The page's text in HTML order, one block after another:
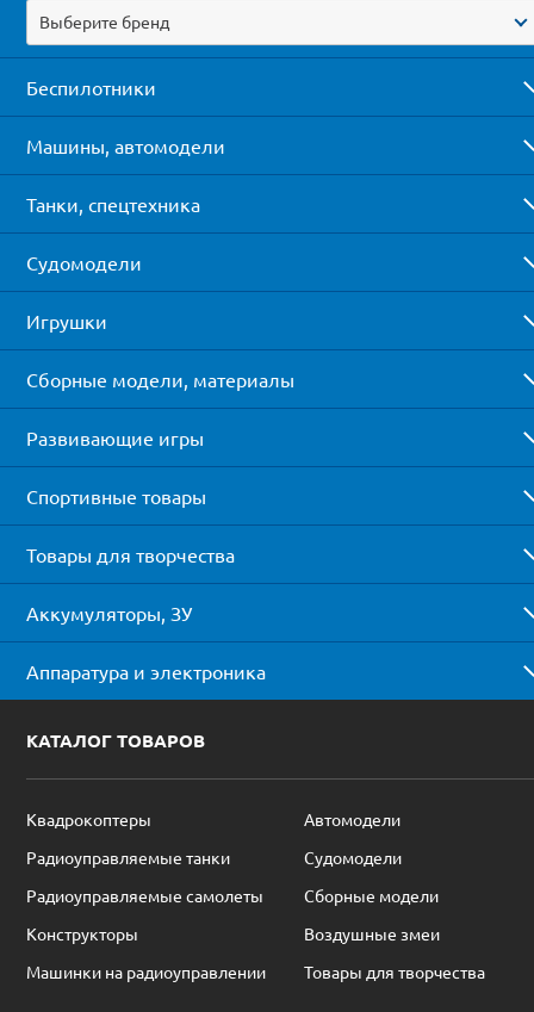
Выберите бренд
Беспилотники
Машины, автомодели
Танки, спецтехника
Судомодели
Игрушки
Сборные модели, материалы
Развивающие игры
Спортивные товары
Товары для творчества
Аккумуляторы, ЗУ
Аппаратура и электроника
КАТАЛОГ ТОВАРОВ
Квадрокоптеры
Автомодели
Радиоуправляемые танки
Судомодели
Радиоуправляемые самолеты
Сборные модели
Конструкторы
Воздушные змеи
Машинки на радиоуправлении
Товары для творчества